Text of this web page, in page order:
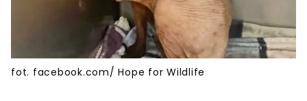
fot. facebook.com/ Hope for Wildlife